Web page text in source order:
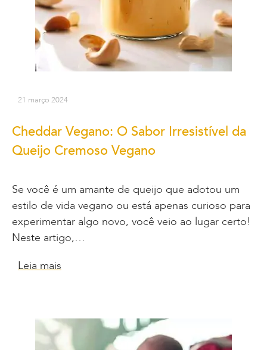
21 março 2024
Cheddar Vegano: O Sabor Irresistível da
Queijo Cremoso Vegano
Se você é um amante de queijo que adotou um
estilo de vida vegano ou está apenas curioso para
experimentar algo novo, você veio ao lugar certo!
Neste artigo,…
Leia mais